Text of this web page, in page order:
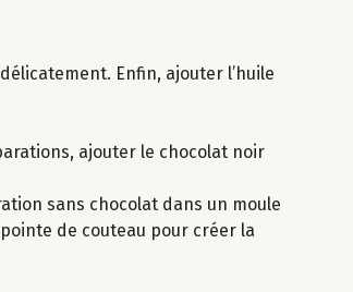
Enfin, ajouter l’huile
ajouter le chocolat noir
sans chocolat dans un moule
de couteau pour créer la